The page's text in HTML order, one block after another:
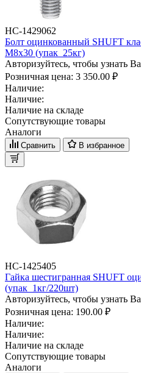
НС-1429062
Болт оцинкованный SHUFT
М8x30 (упак_25кг)
Авторизуйтесь, чтобы узнать
Розничная цена: 3 350.00 ₽
Наличие:
Наличие:
Наличие на складе
Сопутствующие товары
Аналоги
Сравнить В избранное
НС-1425405
Гайка шестигранная SHUFT
(упак_1кг/220шт)
Авторизуйтесь, чтобы узнать
Розничная цена: 190.00 ₽
Наличие:
Наличие:
Наличие на складе
Сопутствующие товары
Аналоги